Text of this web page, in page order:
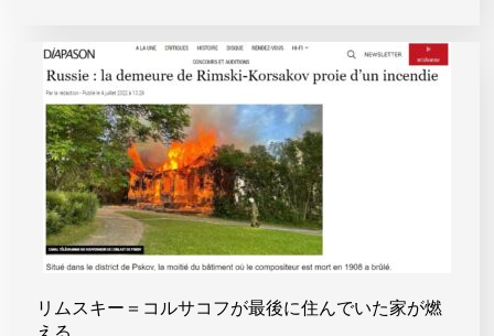
リムスキー＝コルサコフが最後に住んでいた家が燃
える